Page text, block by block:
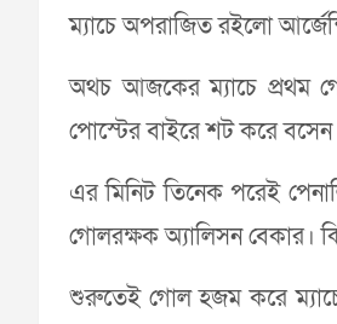
ম্যাচে অপরাজিত রইলো
অথচ আজকের ম্যাচে প্রথম
পোস্টের বাইরে শট করে বসেন
এর মিনিট তিনেক পরেই
গোলরক্ষক অ্যালিসন বেকার।
শুরুতেই গোল হজম করে